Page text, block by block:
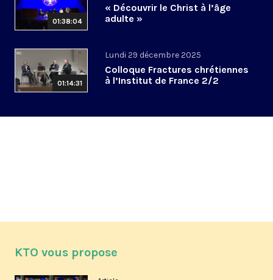
01:38:04
« Découvrir le Christ à l’âge
adulte »
01:14:31
Lundi 29 décembre 2025
Colloque Fractures chrétiennes
à l’Institut de France 2/2
KTO vous propose